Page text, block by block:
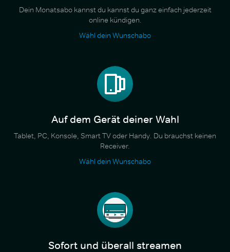
Dein Monatsabo kannst du kannst du ganz einfach jederzeit
online kündigen.
Wähl dein Wunschabo
Auf dem Gerät deiner Wahl
Tablet, PC, Konsole, Smart TV oder Handy. Du brauchst keinen
Receiver.
Wähl dein Wunschabo
Sofort und überall streamen